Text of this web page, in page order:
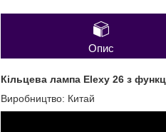
Опис
Кільцева лампа Elexy 26 з
Виробництво: Китай